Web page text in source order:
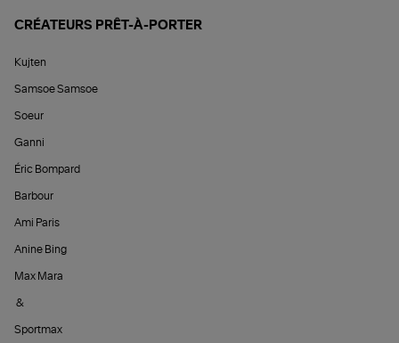
CRÉATEURS PRÊT-À-PORTER
Kujten
Samsoe Samsoe
Soeur
Ganni
Éric Bompard
Barbour
Ami Paris
Anine Bing
Max Mara
&
Sportmax